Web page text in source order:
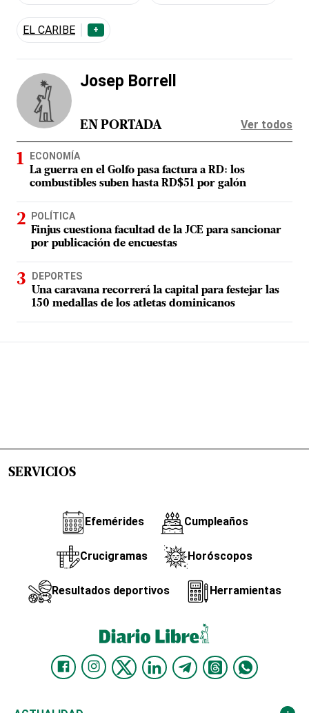
EL CARIBE +
Josep Borrell
EN PORTADA Ver todos
ECONOMÍA
La guerra en el Golfo pasa factura a RD: los
combustibles suben hasta RD$51 por galón
POLÍTICA
Finjus cuestiona facultad de la JCE para sancionar
por publicación de encuestas
DEPORTES
Una caravana recorrerá la capital para festejar las
150 medallas de los atletas dominicanos
SERVICIOS
Efemérides Cumpleaños
Crucigramas Horóscopos
Resultados deportivos Herramientas